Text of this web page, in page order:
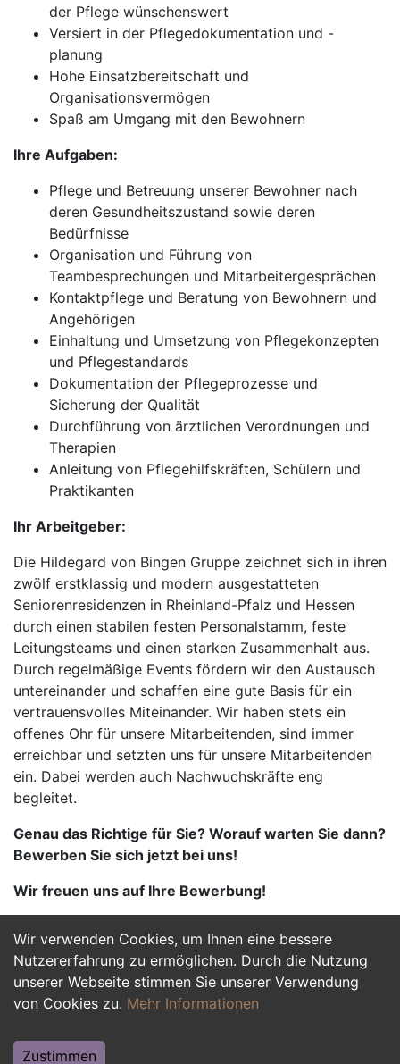
Wir verwenden Cookies, um Ihnen eine bessere
Nutzererfahrung zu ermöglichen. Durch die Nutzung
unserer Webseite stimmen Sie unserer Verwendung
von Cookies zu. Mehr Informationen
Zustimmen
der Pflege wünschenswert
Versiert in der Pflegedokumentation und -
planung
Hohe Einsatzbereitschaft und
Organisationsvermögen
Spaß am Umgang mit den Bewohnern
Ihre Aufgaben:
Pflege und Betreuung unserer Bewohner nach
deren Gesundheitszustand sowie deren
Bedürfnisse
Organisation und Führung von
Teambesprechungen und Mitarbeitergesprächen
Kontaktpflege und Beratung von Bewohnern und
Angehörigen
Einhaltung und Umsetzung von Pflegekonzepten
und Pflegestandards
Dokumentation der Pflegeprozesse und
Sicherung der Qualität
Durchführung von ärztlichen Verordnungen und
Therapien
Anleitung von Pflegehilfskräften, Schülern und
Praktikanten
Ihr Arbeitgeber:
Die Hildegard von Bingen Gruppe zeichnet sich in ihren
zwölf erstklassig und modern ausgestatteten
Seniorenresidenzen in Rheinland-Pfalz und Hessen
durch einen stabilen festen Personalstamm, feste
Leitungsteams und einen starken Zusammenhalt aus.
Durch regelmäßige Events fördern wir den Austausch
untereinander und schaffen eine gute Basis für ein
vertrauensvolles Miteinander. Wir haben stets ein
offenes Ohr für unsere Mitarbeitenden, sind immer
erreichbar und setzten uns für unsere Mitarbeitenden
ein. Dabei werden auch Nachwuchskräfte eng
begleitet.
Genau das Richtige für Sie? Worauf warten Sie dann?
Bewerben Sie sich jetzt bei uns!
Wir freuen uns auf Ihre Bewerbung!
Jetzt Bewerben